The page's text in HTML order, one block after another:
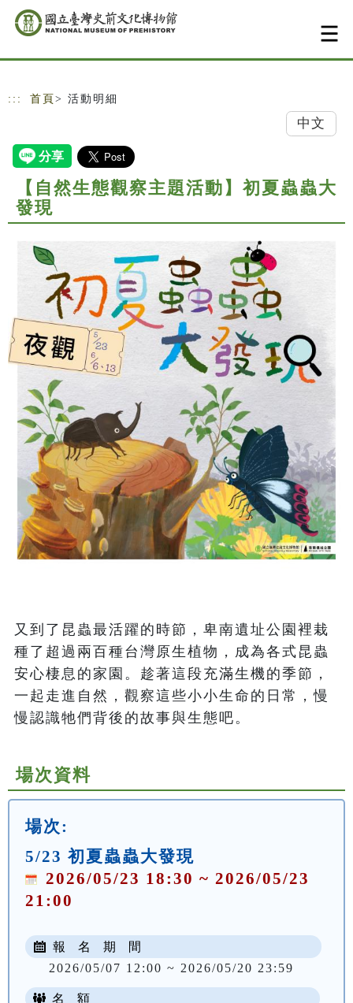
跳到主要內容
網站導覽
::: 首頁 > 活動明細
中文
【自然生態觀察主題活動】初夏蟲蟲大
發現
又到了昆蟲最活躍的時節，卑南遺址公園裡栽
種了超過兩百種台灣原生植物，成為各式昆蟲
安心棲息的家園。趁著這段充滿生機的季節，
一起走進自然，觀察這些小小生命的日常，慢
慢認識牠們背後的故事與生態吧。
場次資料
場次:
5/23 初夏蟲蟲大發現
2026/05/23 18:30 ~ 2026/05/23
21:00
報 名 期 間
2026/05/07 12:00 ~ 2026/05/20 23:59
名 額